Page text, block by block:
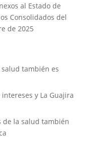
al Estado de
Consolidados del
de 2025
también es
y La Guajira
de la salud también